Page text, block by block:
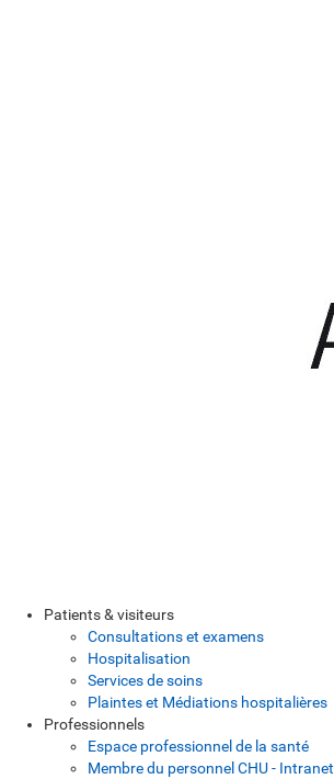
Patients & visiteurs
Consultations et examens
Hospitalisation
Services de soins
Plaintes et Médiations hospitalières
Professionnels
Espace professionnel de la santé
Membre du personnel CHU - Intranet